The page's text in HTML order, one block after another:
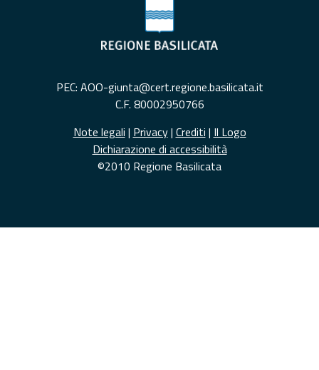
PEC: AOO-giunta@cert.regione.basilicata.it
C.F. 80002950766
Note legali | Privacy| Crediti | Il Logo
Dichiarazione di accessibilità
©2010 Regione Basilicata